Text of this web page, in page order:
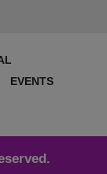
EVENTS